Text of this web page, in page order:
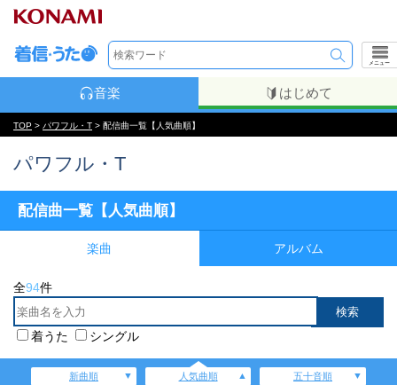
メニュー
音楽 はじめて
TOP > パワフル・T > 配信曲一覧【人気曲順】
パワフル・T
配信曲一覧【人気曲順】
楽曲 アルバム
全94件
着うた シングル
新曲順 人気曲順 五十音順